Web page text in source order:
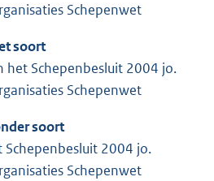
Schepenwet
soort
het Schepenbesluit 2004 jo.
Schepenwet
soort
Schepenbesluit 2004 jo.
Schepenwet